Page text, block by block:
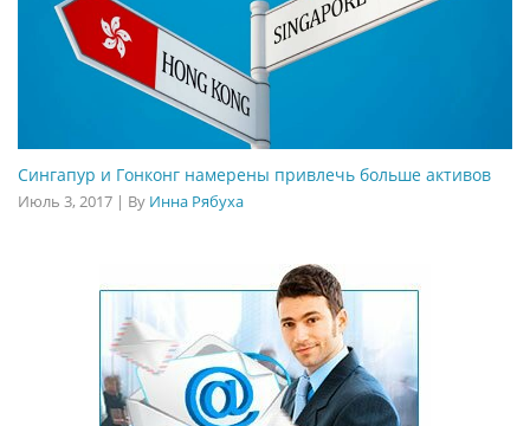
Сингапур и Гонконг намерены привлечь больше активов
Июль 3, 2017 | By Инна Рябуха